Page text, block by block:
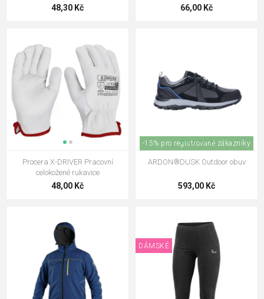
48,30 Kč 66,00 Kč
Procera X-DRIVER Pracovní
celokožené rukavice
48,00 Kč
-15% pro registrované zákazníky
ARDON®DUSK Outdoor obuv
593,00 Kč
DÁMSKÉ